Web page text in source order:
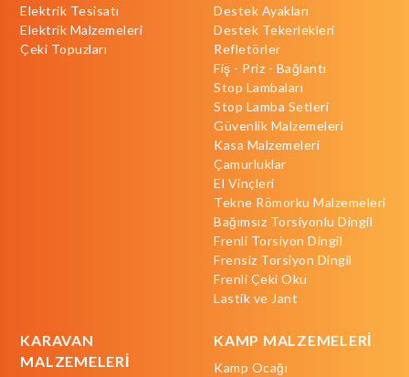
Elektrik Tesisatı
Elektrik Malzemeleri
Çeki Topuzları
Destek Ayakları
Destek Tekerlekleri
Refletörler
Fiş - Priz - Bağlantı
Stop Lambaları
Stop Lamba Setleri
Güvenlik Malzemeleri
Kasa Malzemeleri
Çamurluklar
El Vinçleri
Tekne Römorku Malzemeleri
Bağımsız Torsiyonlu Dingil
Frenli Torsiyon Dingil
Frensiz Torsiyon Dingil
Frenli Çeki Oku
Lastik ve Jant
KARAVAN
MALZEMELERİ
KAMP MALZEMELERİ
Kamp Ocağı